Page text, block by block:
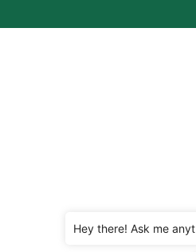
Hey there! Ask me